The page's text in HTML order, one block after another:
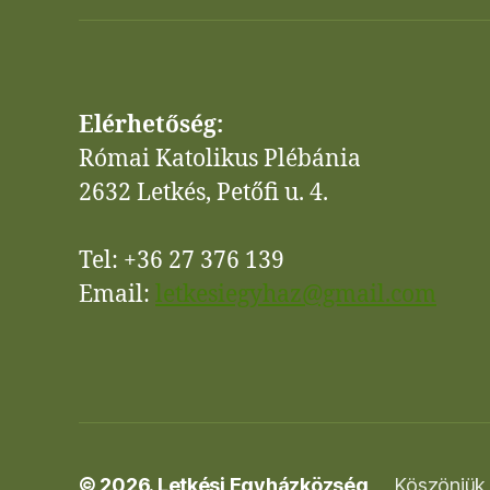
Elérhetőség:
Római Katolikus Plébánia
2632 Letkés, Petőfi u. 4.
Tel: +36 27 376 139
Email: letkesiegyhaz@gmail.com
© 2026. Letkési Egyházközség Köszönjük